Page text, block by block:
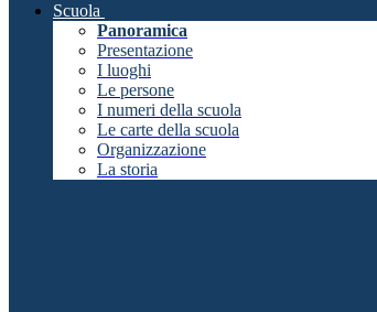
Scuola
Panoramica
Presentazione
I luoghi
Le persone
I numeri della scuola
Le carte della scuola
Organizzazione
La storia